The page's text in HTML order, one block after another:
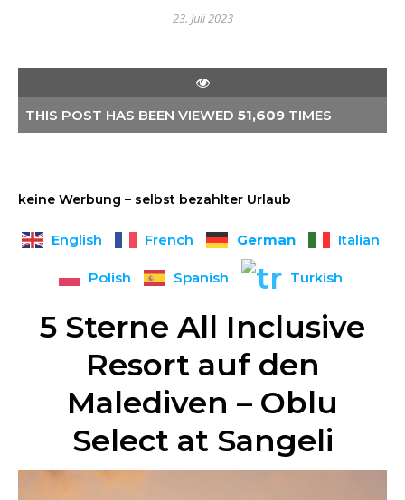
23. Juli 2023
THIS POST HAS BEEN VIEWED 51,609 TIMES
keine Werbung – selbst bezahlter Urlaub
English French German Italian
Polish Spanish Turkish
5 Sterne All Inclusive
Resort auf den
Malediven – Oblu
Select at Sangeli